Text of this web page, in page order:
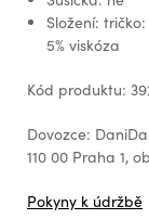
Složení:
5% viskóza
Kód produktu:
Dovozce:
110 00 Praha 1,
Pokyny k údržbě